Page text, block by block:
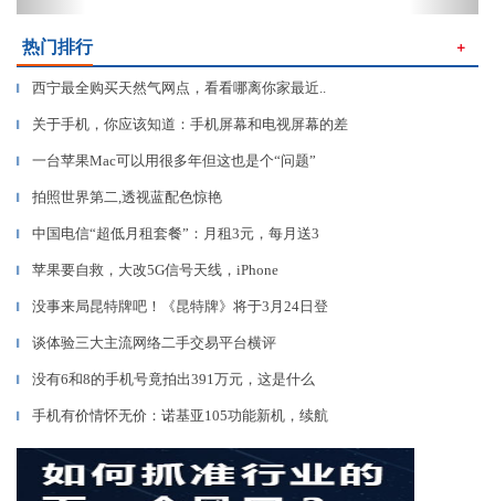
热门排行 ＋
▎ 西宁最全购买天然气网点，看看哪离你家最近..
▎ 关于手机，你应该知道：手机屏幕和电视屏幕的差
▎ 一台苹果Mac可以用很多年但这也是个“问题”
▎ 拍照世界第二,透视蓝配色惊艳
▎ 中国电信“超低月租套餐”：月租3元，每月送3
▎ 苹果要自救，大改5G信号天线，iPhone
▎ 没事来局昆特牌吧！《昆特牌》将于3月24日登
▎ 谈体验三大主流网络二手交易平台横评
▎ 没有6和8的手机号竟拍出391万元，这是什么
▎ 手机有价情怀无价：诺基亚105功能新机，续航